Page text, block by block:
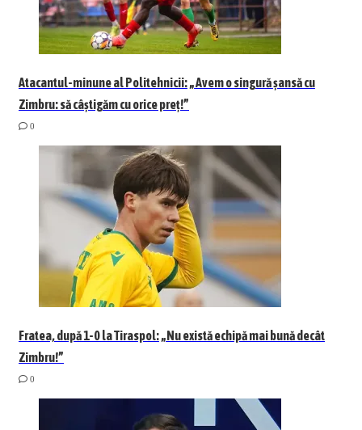
Atacantul-minune al Politehnicii: „Avem o singură șansă cu
Zimbru: să câștigăm cu orice preț!”
0
Fratea, după 1-0 la Tiraspol: „Nu există echipă mai bună decât
Zimbru!”
0